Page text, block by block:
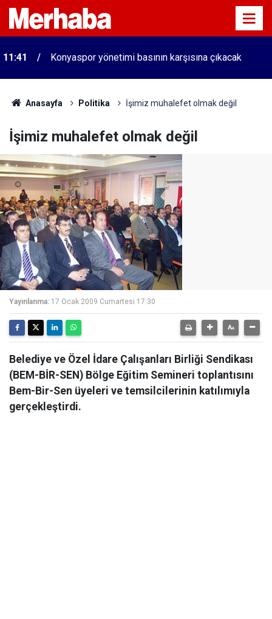
11:41 Konyaspor yönetimi basının karşısına çıkacak
Anasayfa Politika İşimiz muhalefet olmak değil
İşimiz muhalefet olmak değil
Yayınlanma: 17 Ocak 2009 Cumartesi 17:30
Belediye ve Özel İdare Çalışanları Birliği Sendikası
(BEM-BİR-SEN) Bölge Eğitim Semineri toplantısını
Bem-Bir-Sen üyeleri ve temsilcilerinin katılımıyla
gerçekleştirdi.